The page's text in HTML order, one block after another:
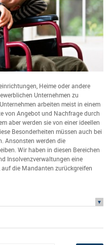
Heime oder andere
Unternehmen zu
arbeiten meist in einem
von Angebot und Nachfrage durch
aber werden sie von einer ideellen
Besonderheiten müssen auch bei
Ansonsten werden die
Wir haben in diesen Bereichen
Insolvenzverwaltungen eine
die Mandanten zurückgreifen